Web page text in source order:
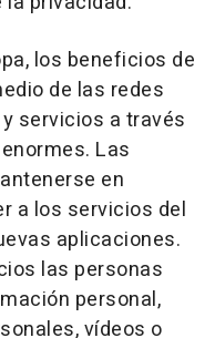
los beneficios de
de las redes
servicios a través
Las
en
a los servicios del
aplicaciones.
las personas
personal,
vídeos o